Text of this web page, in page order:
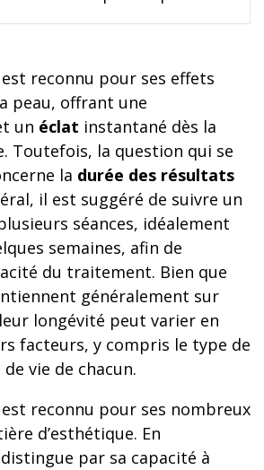
est reconnu pour ses effets
peau, offrant une
un éclat instantané dès la
Toutefois, la question qui se
la durée des résultats
il est suggéré de suivre un
séances, idéalement
semaines, afin de
du traitement. Bien que
généralement sur
longévité peut varier en
facteurs, y compris le type de
vie de chacun.
est reconnu pour ses nombreux
d’esthétique. En
par sa capacité à